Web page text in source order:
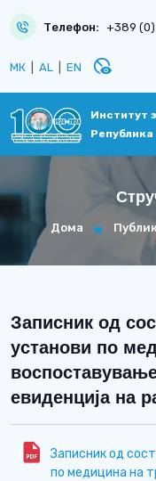
Телефон: +389
МК AL EN disabled_visible
Институт
Дома
Записник од
установи по
евиденција на
Записник од
по медицина на